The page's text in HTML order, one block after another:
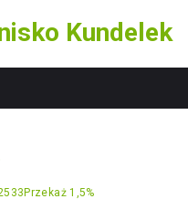
Kundelek
Przekaż 1,5%